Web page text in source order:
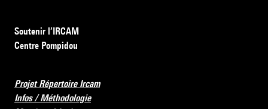
Soutenir l’IRCAM
Centre Pompidou
Projet Répertoire Ircam
Infos / Méthodologie